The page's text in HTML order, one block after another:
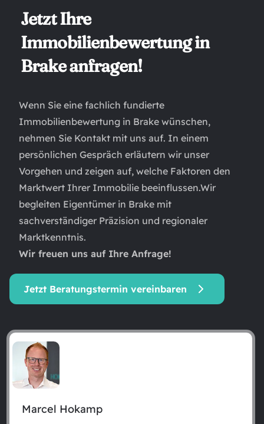
Jetzt Ihre
Immobilienbewertung in
Brake anfragen!
Wenn Sie eine fachlich fundierte
Immobilienbewertung in Brake wünschen,
nehmen Sie Kontakt mit uns auf. In einem
persönlichen Gespräch erläutern wir unser
Vorgehen und zeigen auf, welche Faktoren den
Marktwert Ihrer Immobilie beeinflussen.Wir
begleiten Eigentümer in Brake mit
sachverständiger Präzision und regionaler
Marktkenntnis.
Wir freuen uns auf Ihre Anfrage!
Jetzt Beratungstermin vereinbaren
Marcel Hokamp